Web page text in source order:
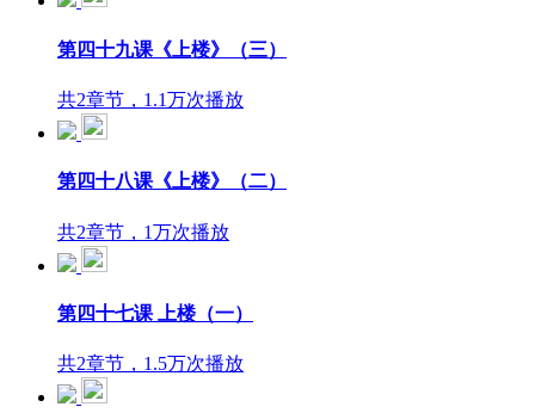
第四十九课《上楼》（三）
共2章节，1.1万次播放
第四十八课《上楼》（二）
共2章节，1万次播放
第四十七课 上楼（一）
共2章节，1.5万次播放